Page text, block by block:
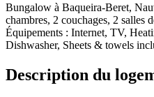
Bungalow à Baqueira-Beret,
chambres, 2 couchages, 2 salles
Équipements : Internet, TV,
Dishwasher, Sheets & towels
Description du